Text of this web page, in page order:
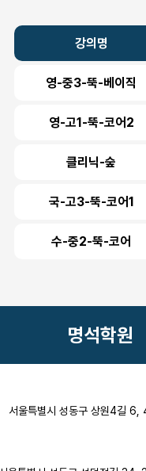
강의명
영-중3-뚝-베이직
영-고1-뚝-코어2
클리닉-숲
국-고3-뚝-코어1
수-중2-뚝-코어
명석학원
서울특별시 성동구 상원4길 6,